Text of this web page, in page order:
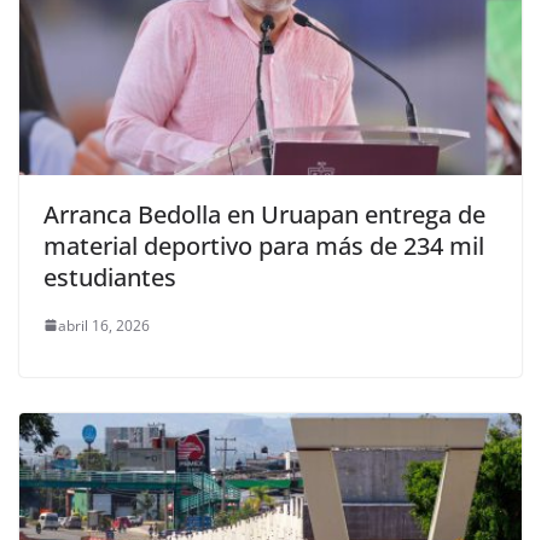
Arranca Bedolla en Uruapan entrega de
material deportivo para más de 234 mil
estudiantes
abril 16, 2026